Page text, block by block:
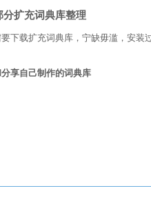
分扩充词典库整理
下载扩充词典库，宁缺毋滥，安装
享自己制作的词典库